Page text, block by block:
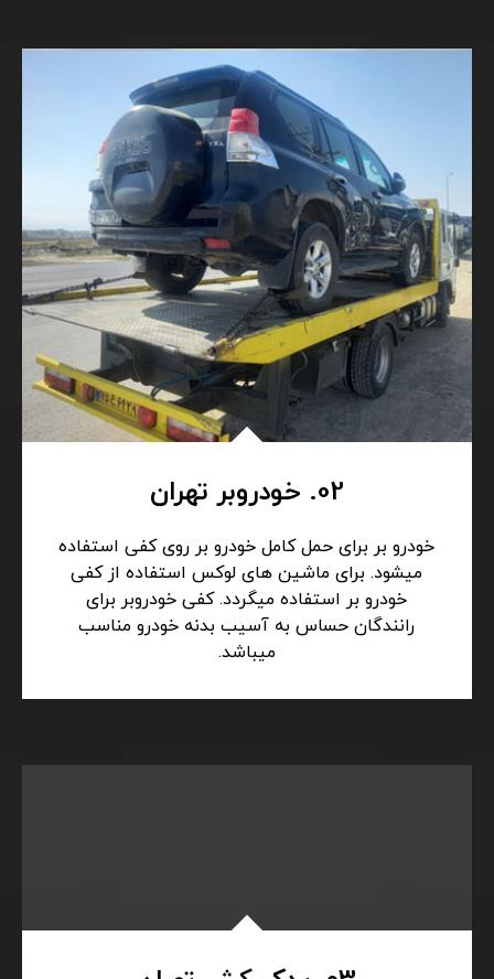
02. خودروبر تهران
خودرو بر برای حمل کامل خودرو بر روی کفی استفاده
میشود. برای ماشین های لوکس استفاده از کفی
خودرو بر استفاده میگردد. کفی خودروبر برای
رانندگان حساس به آسیب بدنه خودرو مناسب
میباشد.